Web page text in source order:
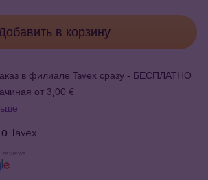
в корзину
в филиале Tavex сразу - БЕСПЛАТНО
от 3,00 €
Tavex
reviews